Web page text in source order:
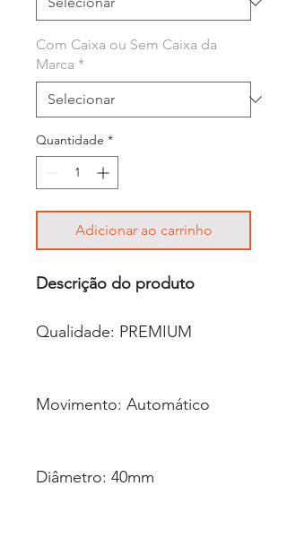
Com Caixa ou Sem Caixa da
Marca *
Quantidade *
Adicionar ao carrinho
Descrição do produto
Qualidade: PREMIUM
Movimento: Automático
Diâmetro: 40mm